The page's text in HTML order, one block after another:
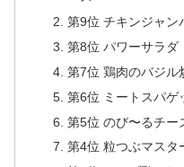
第9位 チキンジャン
第8位 パワーサラダ
第7位 鶏肉のバジル
第6位 ミートスパゲ
第5位 のび〜るチー
第4位 粒つぶマスタ